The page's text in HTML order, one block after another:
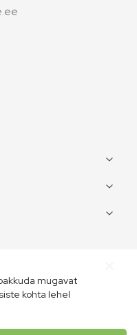
mugavat
kohta lehel